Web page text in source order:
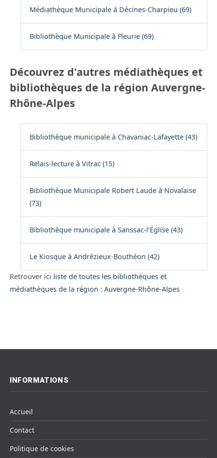
Médiathèque Municipale à Décines-Charpieu (69)
Bibliothèque Municipale à Fleurie (69)
Découvrez d'autres médiathèques et
bibliothèques de la région Auvergne-
Rhône-Alpes
Bibliothèque municipale à Chavaniac-Lafayette (43)
Relais-lecture à Vitrac (15)
Bibliothèque Municipale Robert Laude à Novalaise
(73)
Bibliothèque municipale à Sanssac-l’Église (43)
Le Kiosque à Andrézieux-Bouthéon (42)
Retrouver ici liste de toutes les bibliothèques et
médiathèques de la région : Auvergne-Rhône-Alpes
INFORMATIONS
Accueil
Contact
Politique de cookies